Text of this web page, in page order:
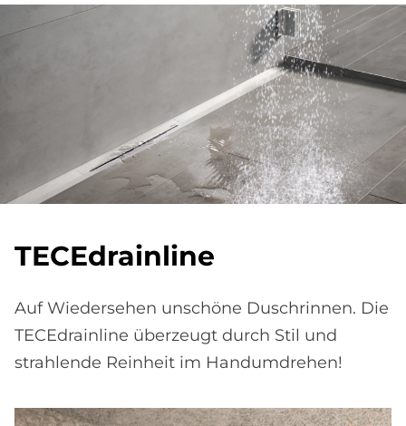
TE­CEdrain­li­ne
Auf Wiedersehen unschöne Duschrinnen. Die
TECEdrainline überzeugt durch Stil und
strahlende Reinheit im Handumdrehen!